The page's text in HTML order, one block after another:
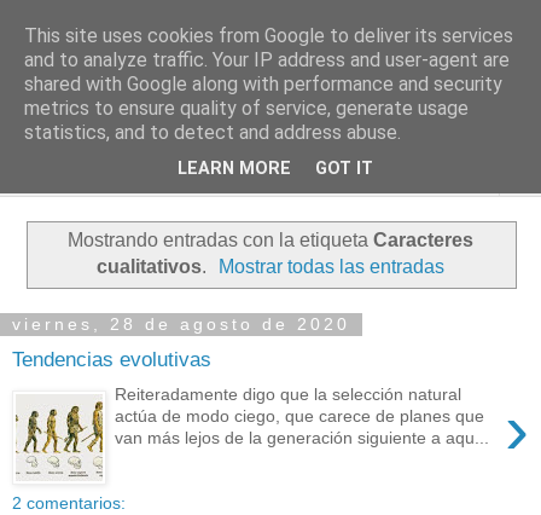
PASEANTE SILENCIOSO
Blog personal de Emilio Valadé del Río
Mostrando entradas con la etiqueta Caracteres
cualitativos. Mostrar todas las entradas
viernes, 28 de agosto de 2020
Tendencias evolutivas
›
Reiteradamente digo que la selección natural
actúa de modo ciego, que carece de planes que
van más lejos de la generación siguiente a aqu...
2 comentarios:
This site uses cookies from Google to deliver its services
and to analyze traffic. Your IP address and user-agent are
shared with Google along with performance and security
metrics to ensure quality of service, generate usage
statistics, and to detect and address abuse.
LEARN MORE GOT IT